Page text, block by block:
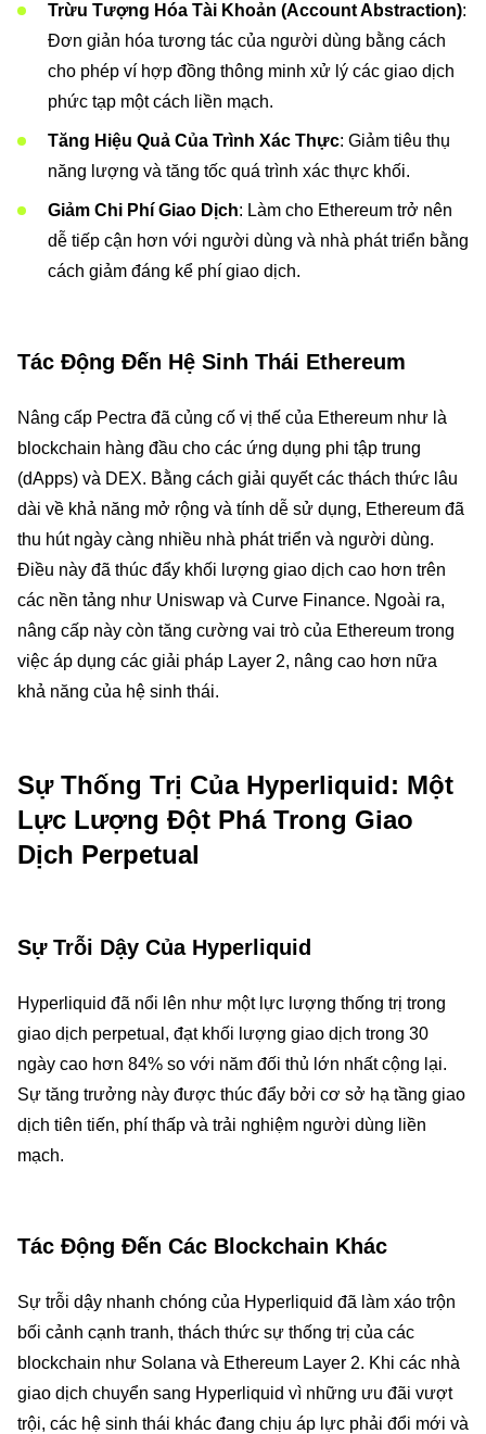
Trừu Tượng Hóa Tài Khoản (Account Abstraction):
Đơn giản hóa tương tác của người dùng bằng cách
cho phép ví hợp đồng thông minh xử lý các giao dịch
phức tạp một cách liền mạch.
Tăng Hiệu Quả Của Trình Xác Thực: Giảm tiêu thụ
năng lượng và tăng tốc quá trình xác thực khối.
Giảm Chi Phí Giao Dịch: Làm cho Ethereum trở nên
dễ tiếp cận hơn với người dùng và nhà phát triển bằng
cách giảm đáng kể phí giao dịch.
Tác Động Đến Hệ Sinh Thái Ethereum
Nâng cấp Pectra đã củng cố vị thế của Ethereum như là
blockchain hàng đầu cho các ứng dụng phi tập trung
(dApps) và DEX. Bằng cách giải quyết các thách thức lâu
dài về khả năng mở rộng và tính dễ sử dụng, Ethereum đã
thu hút ngày càng nhiều nhà phát triển và người dùng.
Điều này đã thúc đẩy khối lượng giao dịch cao hơn trên
các nền tảng như Uniswap và Curve Finance. Ngoài ra,
nâng cấp này còn tăng cường vai trò của Ethereum trong
việc áp dụng các giải pháp Layer 2, nâng cao hơn nữa
khả năng của hệ sinh thái.
Sự Thống Trị Của Hyperliquid: Một
Lực Lượng Đột Phá Trong Giao
Dịch Perpetual
Sự Trỗi Dậy Của Hyperliquid
Hyperliquid đã nổi lên như một lực lượng thống trị trong
giao dịch perpetual, đạt khối lượng giao dịch trong 30
ngày cao hơn 84% so với năm đối thủ lớn nhất cộng lại.
Sự tăng trưởng này được thúc đẩy bởi cơ sở hạ tầng giao
dịch tiên tiến, phí thấp và trải nghiệm người dùng liền
mạch.
Tác Động Đến Các Blockchain Khác
Sự trỗi dậy nhanh chóng của Hyperliquid đã làm xáo trộn
bối cảnh cạnh tranh, thách thức sự thống trị của các
blockchain như Solana và Ethereum Layer 2. Khi các nhà
giao dịch chuyển sang Hyperliquid vì những ưu đãi vượt
trội, các hệ sinh thái khác đang chịu áp lực phải đổi mới và